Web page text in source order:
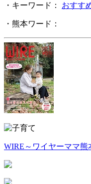
・キーワード： おすす
・熊本ワード：
WIRE～ワイヤーママ熊